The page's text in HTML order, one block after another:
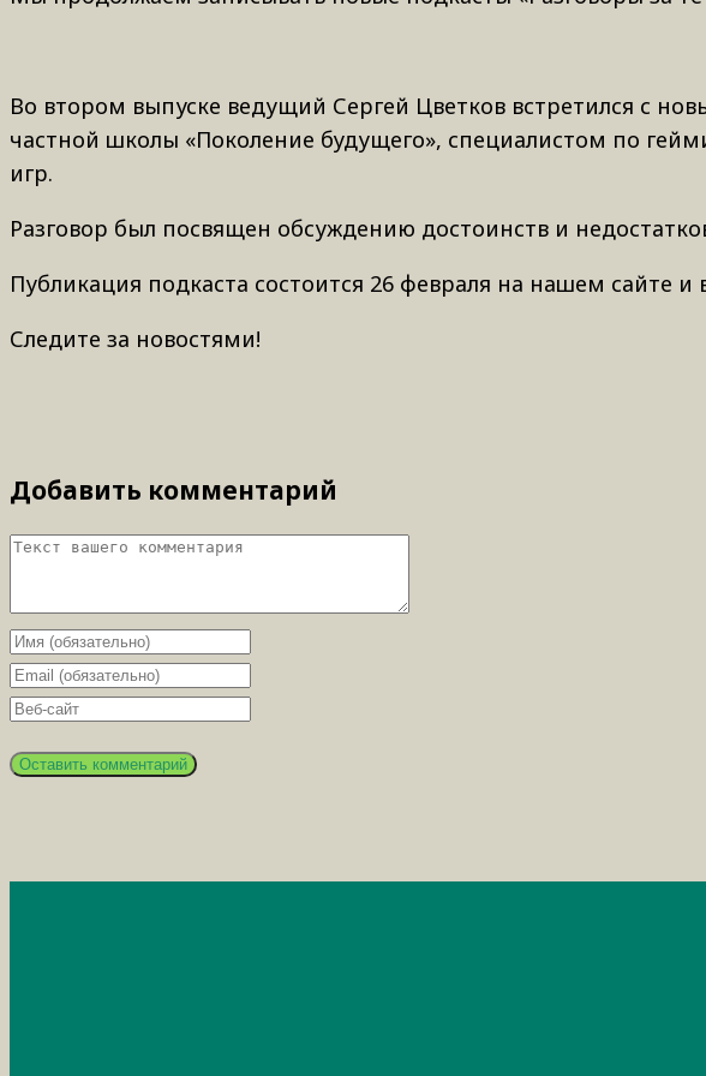
Во втором выпуске ведущий Сергей Цветков встретился с
частной школы «Поколение будущего», специалистом по
игр.
Разговор был посвящен обсуждению достоинств и
Публикация подкаста состоится 26 февраля на нашем сайте и
Следите за новостями!
Добавить комментарий